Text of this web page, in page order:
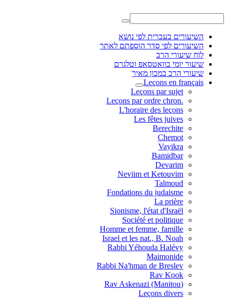
השיעורים בעברית לפי נושא
השיעורים לפי סדר הוספתם לאתר
לוח שיעורי הרב
שיעור יומי בוואטסאפ וטלגרם
שיעורי הרב במכון מאיר
Leçons en français
Leçons par sujet
.Leçons par ordre chron
L'horaire des leçons
Les fêtes juives
Berechite
Chemot
Vayikra
Bamidbar
Devarim
Neviim et Ketouvim
Talmoud
Fondations du judaisme
La prière
Sionisme, l'état d'Israël
Société et politique
Homme et femme, famille
Israel et les nat., B. Noah
Rabbi Yéhouda Halévy
Maimonide
Rabbi Na'hman de Breslev
Rav Kook
(Rav Askenazi (Manitou
Leçons divers